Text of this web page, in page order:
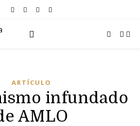
ARTÍCULO
infundado
AMLO